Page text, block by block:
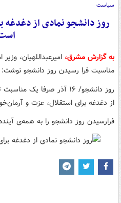
سیاست
روز دانشجو نمادی از دغدغه
به گزارش مشرق، امیرعبداللهیان،
مناسبت فرا رسیدن روز دانشجو نوشت:
روز دانشجو/ ۱۶ آذر صرفا
از دغدغه برای استقلال، عزت و
فرارسیدن روز دانشجو را به همه‌ی